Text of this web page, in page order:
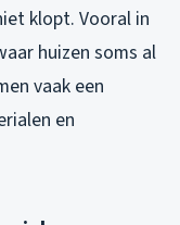
klopt. Vooral in
huizen soms al
vaak een
en